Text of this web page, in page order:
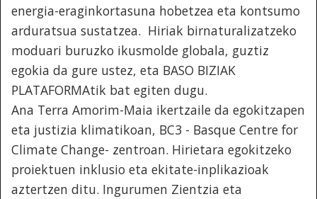
energia-eraginkortasuna hobetzea eta kontsumo
arduratsua sustatzea. Hiriak birnaturalizatzeko
moduari buruzko ikusmolde globala, guztiz
egokia da gure ustez, eta BASO BIZIAK
PLATAFORMAtik bat egiten dugu.
Ana Terra Amorim-Maia ikertzaile da egokitzapen
eta justizia klimatikoan, BC3 - Basque Centre for
Climate Change- zentroan. Hirietara egokitzeko
proiektuen inklusio eta ekitate-inplikazioak
aztertzen ditu. Ingurumen Zientzia eta